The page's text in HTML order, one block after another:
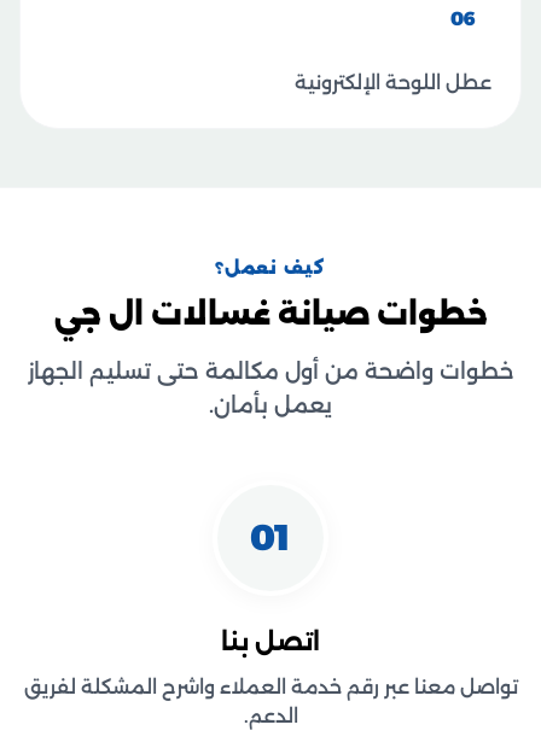
06
عطل اللوحة الإلكترونية
كيف نعمل؟
خطوات صيانة غسالات ال جي
خطوات واضحة من أول مكالمة حتى تسليم الجهاز
يعمل بأمان.
01
اتصل بنا
تواصل معنا عبر رقم خدمة العملاء واشرح المشكلة لفريق
الدعم.